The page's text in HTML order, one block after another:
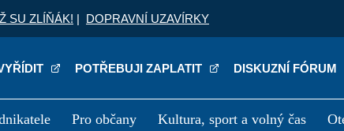
SU ZLÍŇÁK! | DOPRAVNÍ UZAVÍRKY
POTŘEBUJI ZAPLATIT DISKUZNÍ FÓRUM
Pro občany Kultura, sport a volný čas